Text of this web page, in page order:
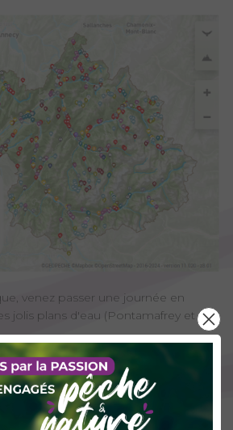
venez passer une journée en
jolis plans d'eau (Pontamafrey et
de Pontamafrey) est réservé à la
No-Kill.